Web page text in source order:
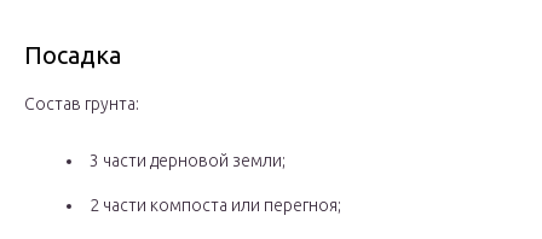
Посадка
Состав грунта:
3 части дерновой земли;
2 части компоста или перегноя;